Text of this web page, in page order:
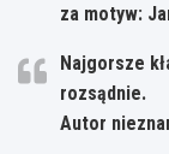
za motyw:
Najgorsze
rozsądnie.
Autor